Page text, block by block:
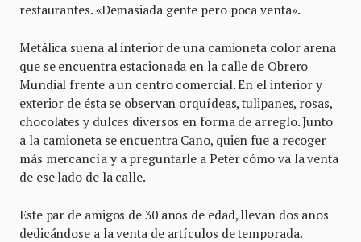
restaurantes. «Demasiada gente pero poca venta».
Metálica suena al interior de una camioneta color arena
que se encuentra estacionada en la calle de Obrero
Mundial frente a un centro comercial. En el interior y
exterior de ésta se observan orquídeas, tulipanes, rosas,
chocolates y dulces diversos en forma de arreglo. Junto
a la camioneta se encuentra Cano, quien fue a recoger
más mercancía y a preguntarle a Peter cómo va la venta
de ese lado de la calle.
Este par de amigos de 30 años de edad, llevan dos años
dedicándose a la venta de artículos de temporada.